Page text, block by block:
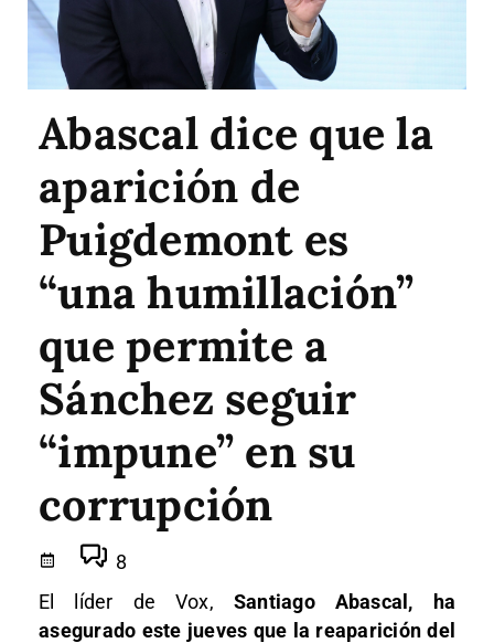
Abascal dice que la
aparición de
Puigdemont es
“una humillación”
que permite a
Sánchez seguir
“impune” en su
corrupción
8
El líder de Vox, Santiago Abascal, ha
asegurado este jueves que la reaparición del